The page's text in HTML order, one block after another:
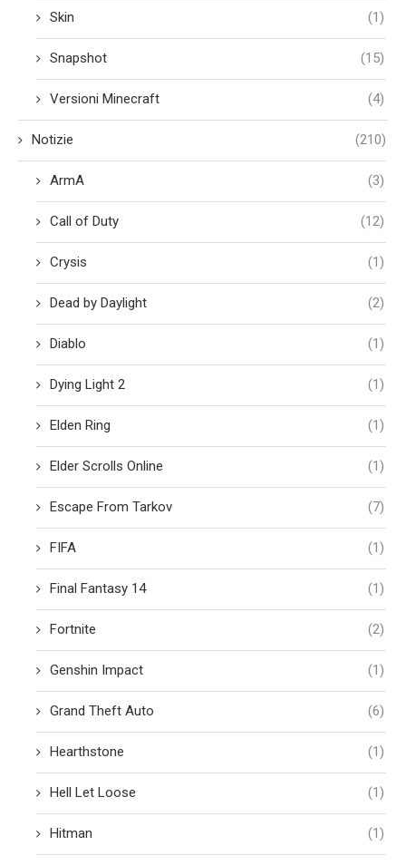
Skin (1)
Snapshot (15)
Versioni Minecraft (4)
Notizie (210)
ArmA (3)
Call of Duty (12)
Crysis (1)
Dead by Daylight (2)
Diablo (1)
Dying Light 2 (1)
Elden Ring (1)
Elder Scrolls Online (1)
Escape From Tarkov (7)
FIFA (1)
Final Fantasy 14 (1)
Fortnite (2)
Genshin Impact (1)
Grand Theft Auto (6)
Hearthstone (1)
Hell Let Loose (1)
Hitman (1)